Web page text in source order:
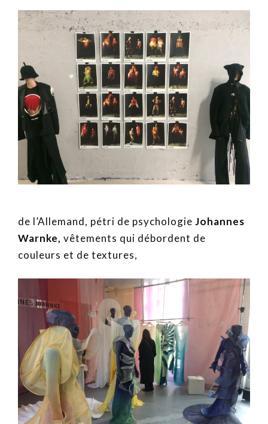
de l’Allemand, pétri de psychologie Johannes
Warnke, vêtements qui débordent de
couleurs et de textures,